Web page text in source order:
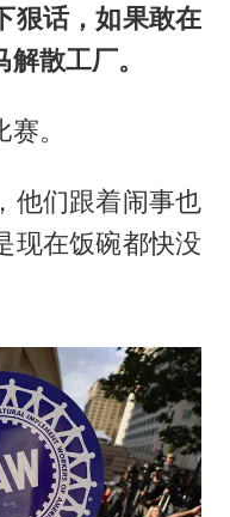
狠话，如果敢在
散工厂。
。
他们跟着闹事也
现在饭碗都快没